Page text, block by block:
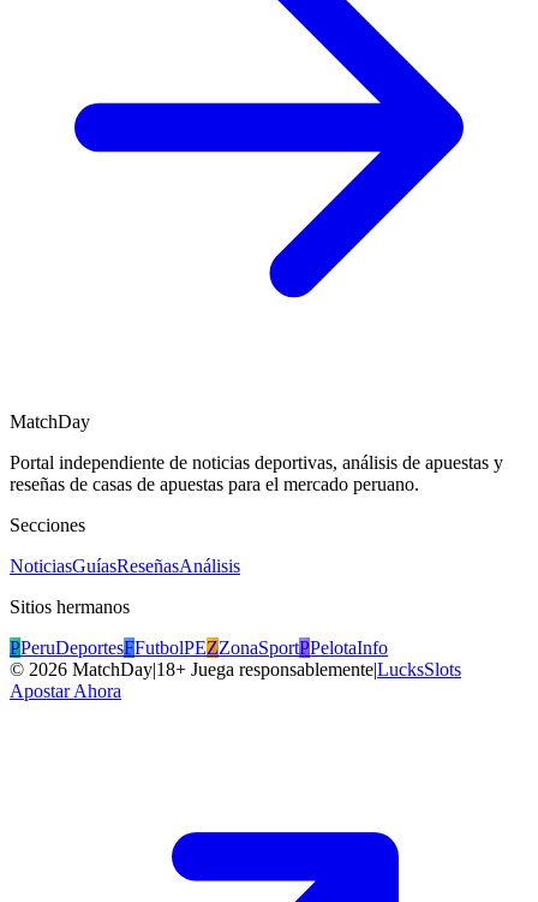
MatchDay
Portal independiente de noticias deportivas, análisis de apuestas y
reseñas de casas de apuestas para el mercado peruano.
Secciones
NoticiasGuíasReseñasAnálisis
Sitios hermanos
PPeruDeportesFFutbolPEZZonaSportPPelotaInfo
© 2026 MatchDay|18+ Juega responsablemente|LucksSlots
Apostar Ahora